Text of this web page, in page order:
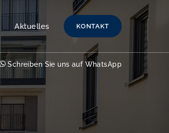
Aktuelles KONTAKT
Schreiben Sie uns auf WhatsApp